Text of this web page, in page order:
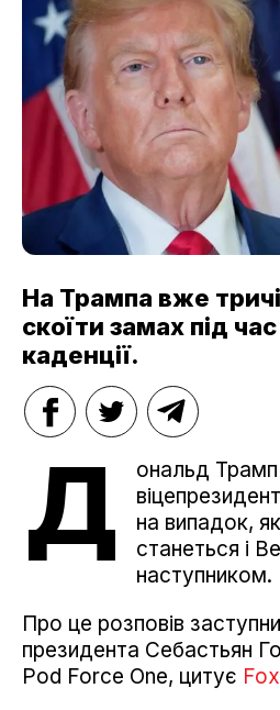
На Трампа вже
скоїти замах під
каденції.
Д
ональд
на випадок,
станеться і
наступником.
Про це розповів
президента Себастьян
Pod Force One, цитує